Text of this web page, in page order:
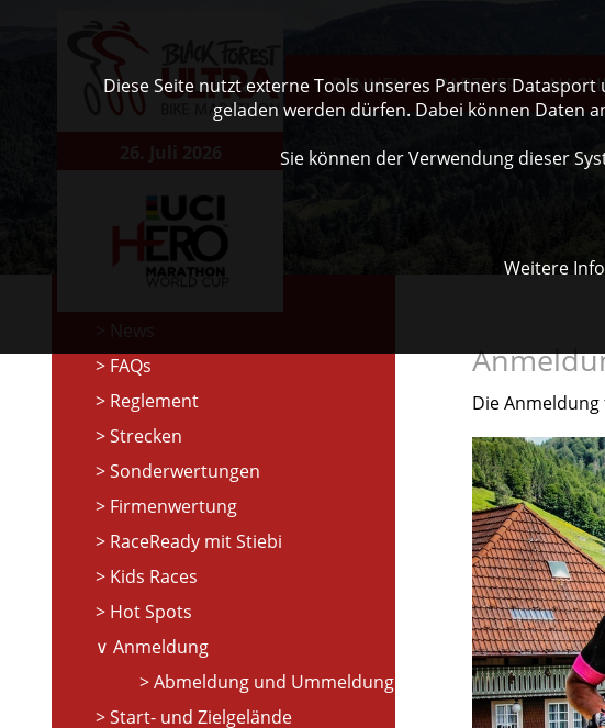
RENNEN PARTNER
FAQs
Reglement
Strecken
Sonderwertungen
Firmenwertung
RaceReady mit Stiebi
Kids Races
Hot Spots
Anmeldung
Abmeldung und Ummeldung
Start- und Zielgelände
Die
Diese Seite nutzt externe Tools unseres Partners
geladen werden dürfen. Dabei können Daten
Sie können der Verwendung dieser
Weitere